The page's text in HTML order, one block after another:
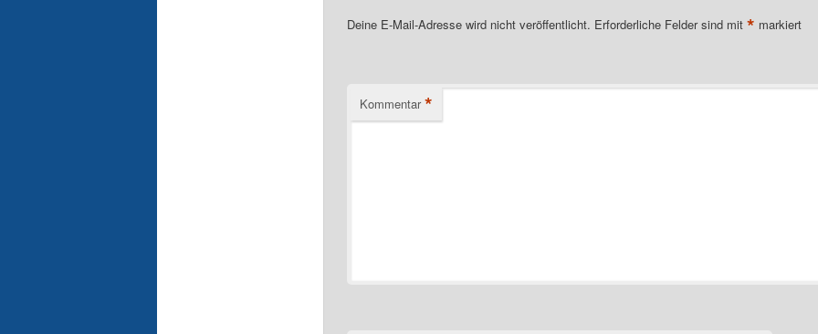
Deine E-Mail-Adresse wird nicht veröffentlicht. Erforderliche Felder sind mit * markiert
Kommentar *